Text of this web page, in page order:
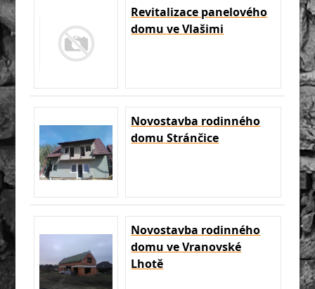
Revitalizace panelového
domu ve Vlašimi
Novostavba rodinného
domu Stránčice
Novostavba rodinného
domu ve Vranovské
Lhotě